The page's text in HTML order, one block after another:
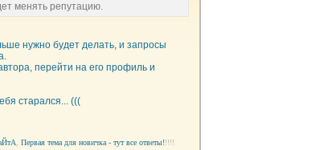
менять репутацию.
нужно будет делать, и запросы
перейти на его профиль и
старался... (((
Первая тема для новичка - тут все ответы!!!!!